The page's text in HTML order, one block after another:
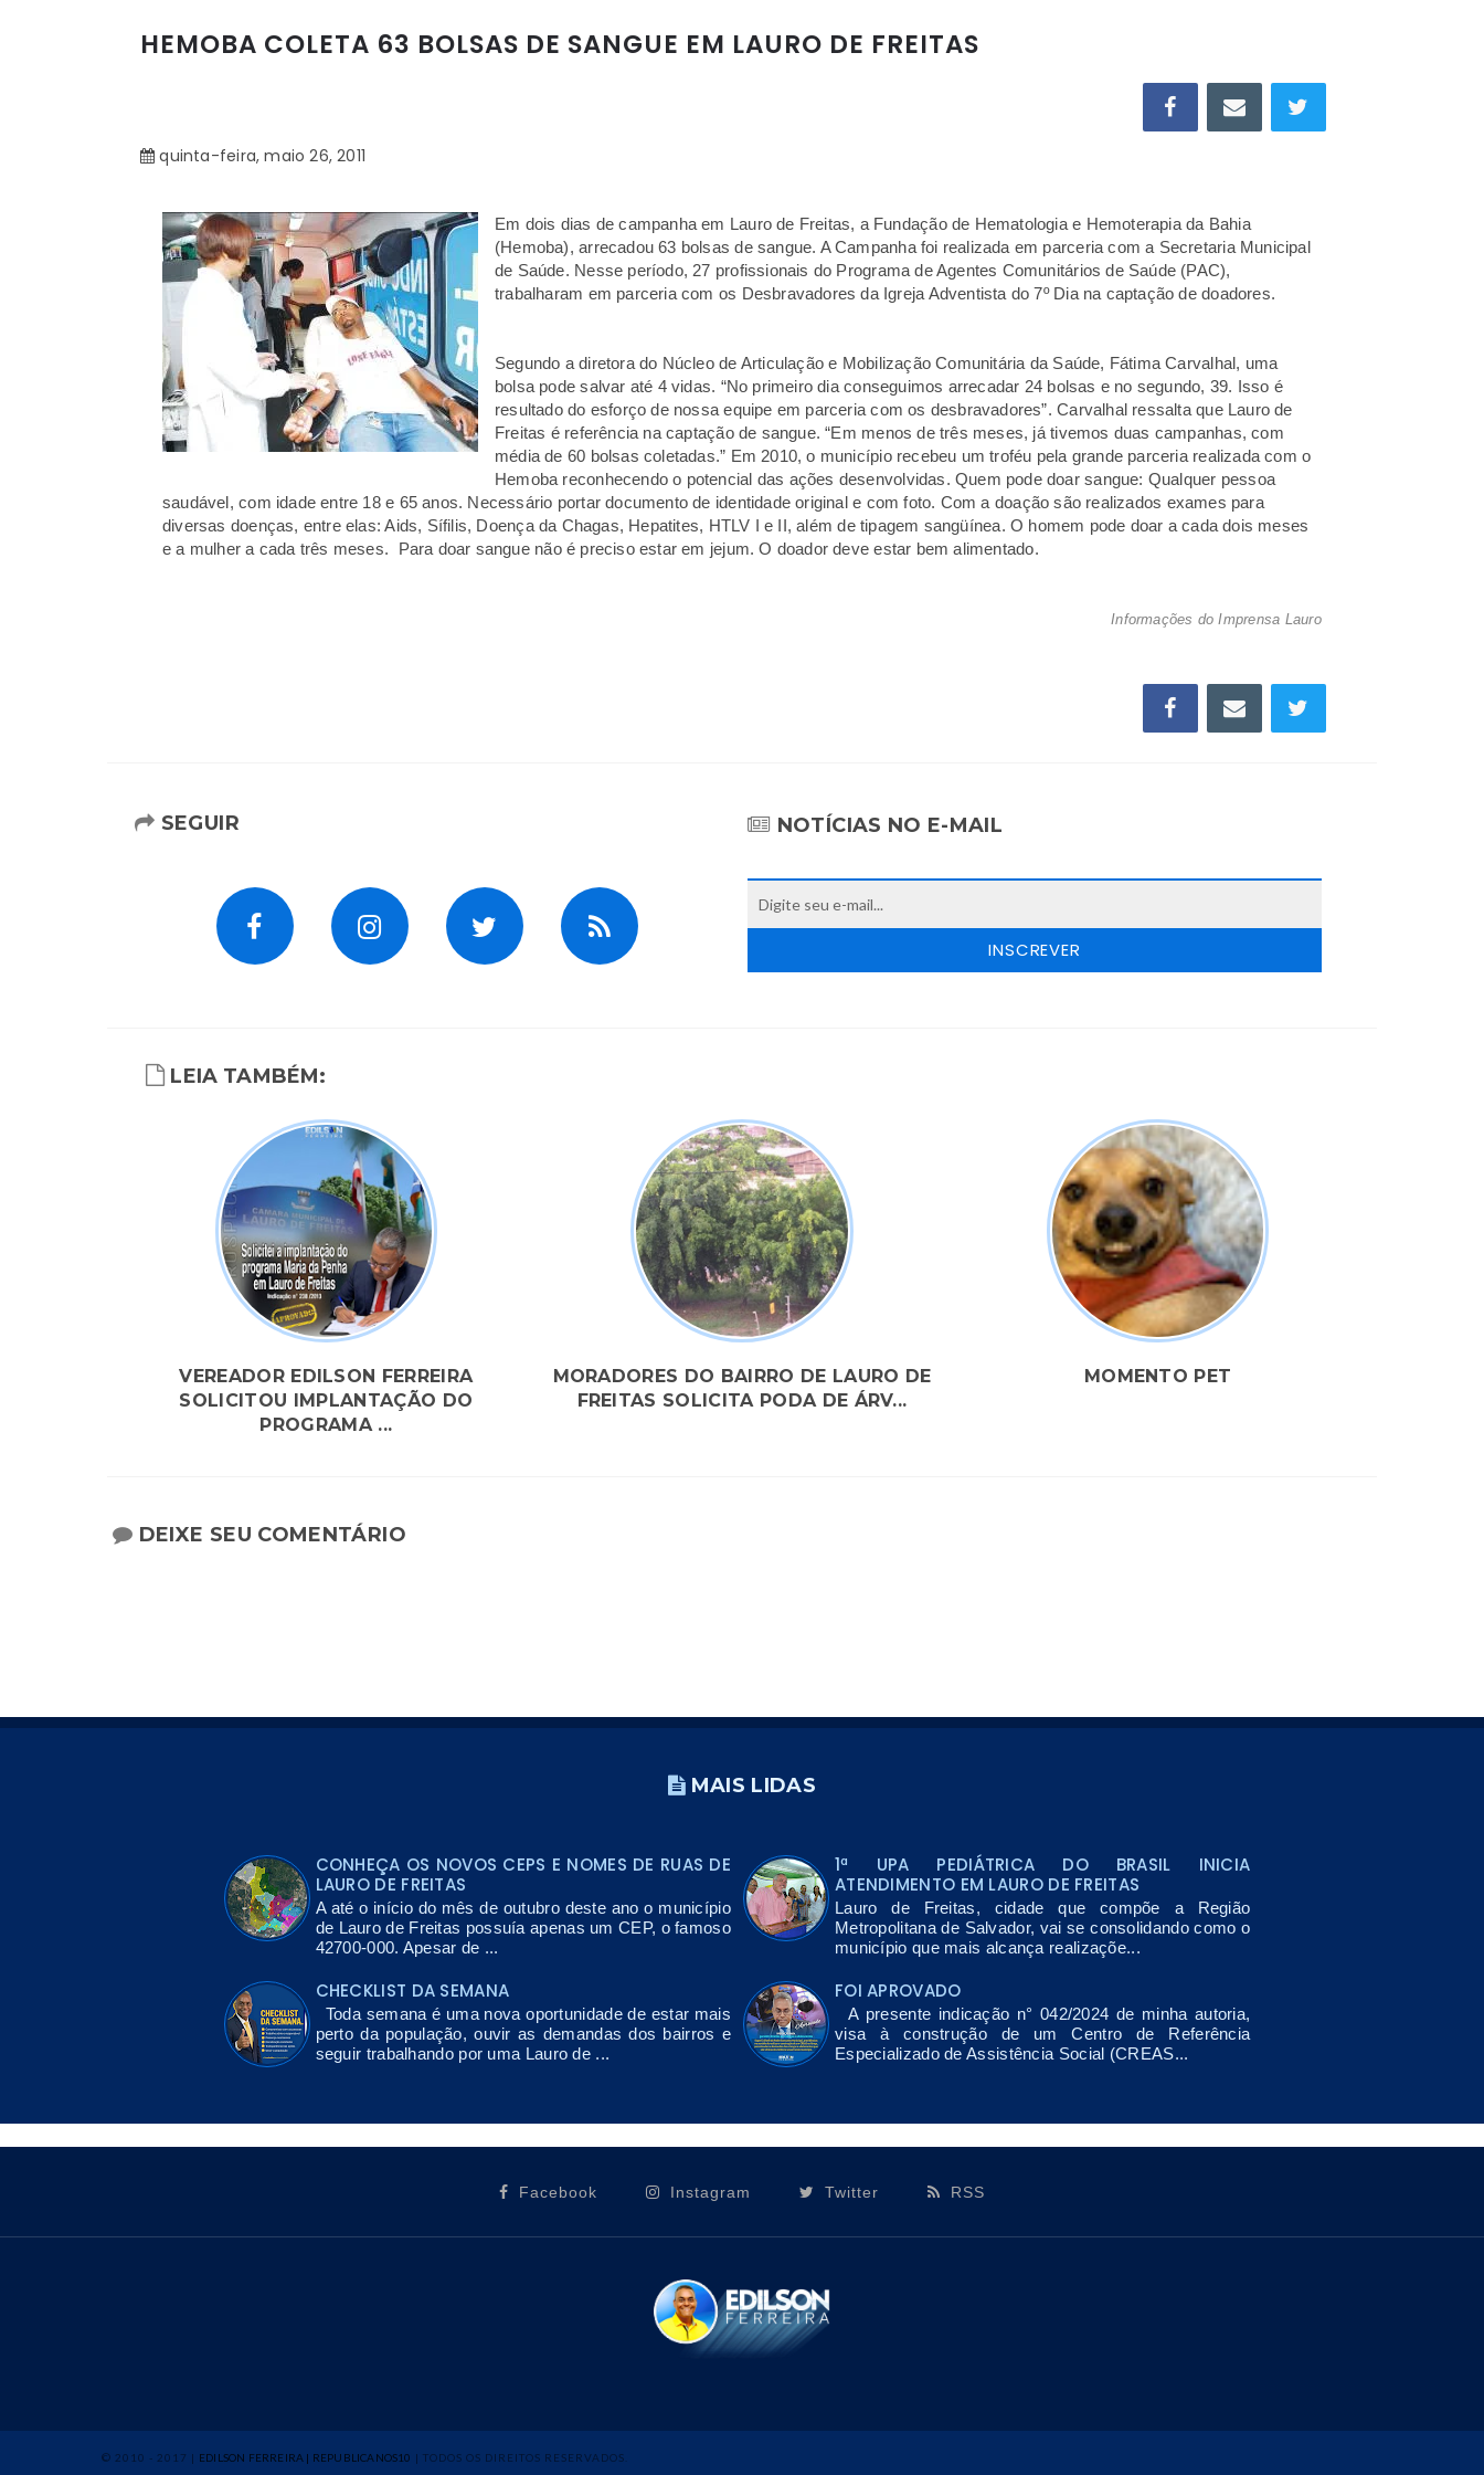
HEMOBA COLETA 63 BOLSAS DE SANGUE EM LAURO DE FREITAS
quinta-feira, maio 26, 2011
Em dois dias de campanha em Lauro de Freitas, a Fundação de Hematologia e Hemoterapia da Bahia
(Hemoba), arrecadou 63 bolsas de sangue. A Campanha foi realizada em parceria com a Secretaria Municipal
de Saúde. Nesse período, 27 profissionais do Programa de Agentes Comunitários de Saúde (PAC),
trabalharam em parceria com os Desbravadores da Igreja Adventista do 7º Dia na captação de doadores.
Segundo a diretora do Núcleo de Articulação e Mobilização Comunitária da Saúde, Fátima Carvalhal, uma
bolsa pode salvar até 4 vidas. “No primeiro dia conseguimos arrecadar 24 bolsas e no segundo, 39. Isso é
resultado do esforço de nossa equipe em parceria com os desbravadores”. Carvalhal ressalta que Lauro de
Freitas é referência na captação de sangue. “Em menos de três meses, já tivemos duas campanhas, com
média de 60 bolsas coletadas.” Em 2010, o município recebeu um troféu pela grande parceria realizada com o
Hemoba reconhecendo o potencial das ações desenvolvidas. Quem pode doar sangue: Qualquer pessoa
saudável, com idade entre 18 e 65 anos. Necessário portar documento de identidade original e com foto. Com a doação são realizados exames para
diversas doenças, entre elas: Aids, Sífilis, Doença da Chagas, Hepatites, HTLV I e II, além de tipagem sangüínea. O homem pode doar a cada dois meses
e a mulher a cada três meses. Para doar sangue não é preciso estar em jejum. O doador deve estar bem alimentado.
Informações doImprensa Lauro
SEGUIR NOTÍCIAS NO E-MAIL
LEIA TAMBÉM:
VEREADOR EDILSON FERREIRA
SOLICITOU IMPLANTAÇÃO DO
PROGRAMA ...
MORADORES DO BAIRRO DE LAURO DE
FREITAS SOLICITA PODA DE ÁRV...
MOMENTO PET
DEIXE SEU COMENTÁRIO
MAIS LIDAS
CONHEÇA OS NOVOS CEPS E NOMES DE RUAS DE
LAURO DE FREITAS
A até o início do mês de outubro deste ano o município
de Lauro de Freitas possuía apenas um CEP, o famoso
42700-000. Apesar de ...
1ª UPA PEDIÁTRICA DO BRASIL INICIA
ATENDIMENTO EM LAURO DE FREITAS
Lauro de Freitas, cidade que compõe a Região
Metropolitana de Salvador, vai se consolidando como o
município que mais alcança realizaçõe...
CHECKLIST DA SEMANA
Toda semana é uma nova oportunidade de estar mais
perto da população, ouvir as demandas dos bairros e
seguir trabalhando por uma Lauro de ...
FOI APROVADO
A presente indicação n° 042/2024 de minha autoria,
visa à construção de um Centro de Referência
Especializado de Assistência Social (CREAS...
Facebook Instagram Twitter RSS
© 2010 - 2017 | EDILSON FERREIRA | REPUBLICANOS10 | TODOS OS DIREITOS RESERVADOS.